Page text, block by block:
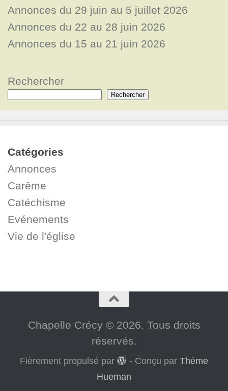
Annonces du 29 juin au 5 juillet 2026
Annonces du 22 au 28 juin 2026
Annonces du 15 au 21 juin 2026
Rechercher
Rechercher
Catégories
Annonces
Carême
Catéchisme
Evénements
Vie de l'église
Chapelle Crécy © 2026. Tous droits
réservés.
Fièrement propulsé par - Conçu par Thème
Hueman